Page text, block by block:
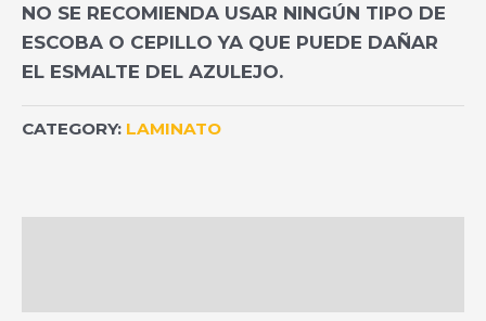
NO SE RECOMIENDA USAR NINGÚN TIPO DE
ESCOBA O CEPILLO YA QUE PUEDE DAÑAR
EL ESMALTE DEL AZULEJO.
CATEGORY: LAMINATO